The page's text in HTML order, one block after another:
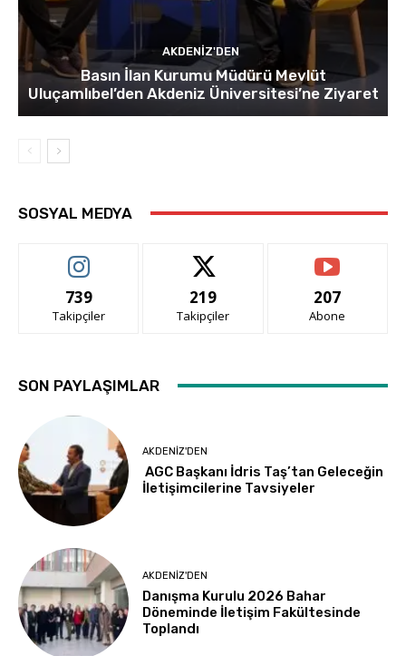
AKDENIZ'DEN
Basın İlan Kurumu Müdürü Mevlüt
Uluçamlıbel’den Akdeniz Üniversitesi’ne Ziyaret
SOSYAL MEDYA
739
Takipçiler
219
Takipçiler
207
Abone
SON PAYLAŞIMLAR
AKDENIZ'DEN
AGC Başkanı İdris Taş’tan Geleceğin
İletişimcilerine Tavsiyeler
AKDENIZ'DEN
Danışma Kurulu 2026 Bahar
Döneminde İletişim Fakültesinde
Toplandı